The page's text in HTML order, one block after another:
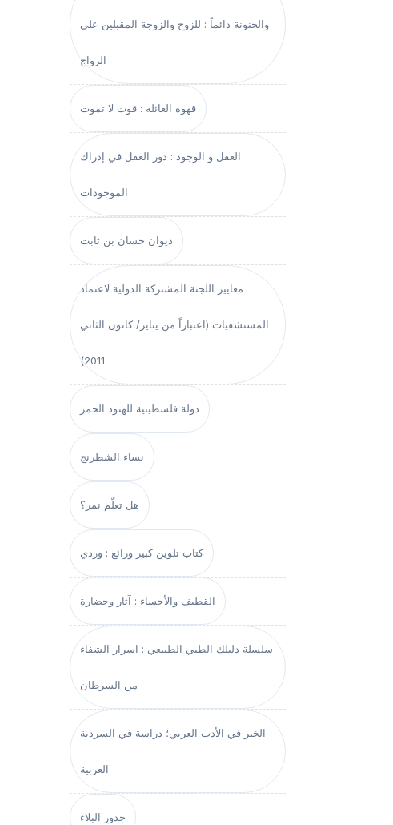
والحنونة دائماً : للزوج والزوجة المقبلين على
الزواج
قهوة العائلة : قوت لا تموت
العقل و الوجود : دور العقل في إدراك
الموجودات
ديوان حسان بن ثابت
معايير اللجنة المشتركة الدولية لاعتماد
المستشفيات (اعتباراً من يناير/ كانون الثاني
2011)
دولة فلسطينية للهنود الحمر
نساء الشطرنج
هل تعلّم نمر؟
كتاب تلوين كبير ورائع : وردي
القطيف والأحساء : آثار وحضارة
سلسلة دليلك الطبي الطبيعي : اسرار الشفاء
من السرطان
الخبر في الأدب العربي؛ دراسة في السردية
العربية
جذور البلاء